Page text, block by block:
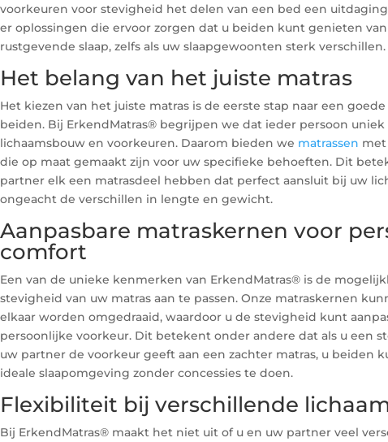
voorkeuren voor stevigheid het delen van een bed een
er oplossingen die ervoor zorgen dat u beiden kunt genieten
rustgevende slaap, zelfs als uw slaapgewoonten sterk verschillen.
Het belang van het juiste matras
Het kiezen van het juiste matras is de eerste stap naar een
beiden. Bij ErkendMatras® begrijpen we dat ieder persoon uniek
lichaamsbouw en voorkeuren. Daarom bieden we matrassen
die op maat gemaakt zijn voor uw specifieke behoeften. Dit
partner elk een matrasdeel hebben dat perfect aansluit bij uw
ongeacht de verschillen in lengte en gewicht.
Aanpasbare matraskernen voor
comfort
Een van de unieke kenmerken van ErkendMatras® is de
stevigheid van uw matras aan te passen. Onze matraskernen
elkaar worden omgedraaid, waardoor u de stevigheid kunt
persoonlijke voorkeur. Dit betekent onder andere dat als u een
uw partner de voorkeur geeft aan een zachter matras, u beiden
ideale slaapomgeving zonder concessies te doen.
Flexibiliteit bij verschillende
Bij ErkendMatras® maakt het niet uit of u en uw partner veel